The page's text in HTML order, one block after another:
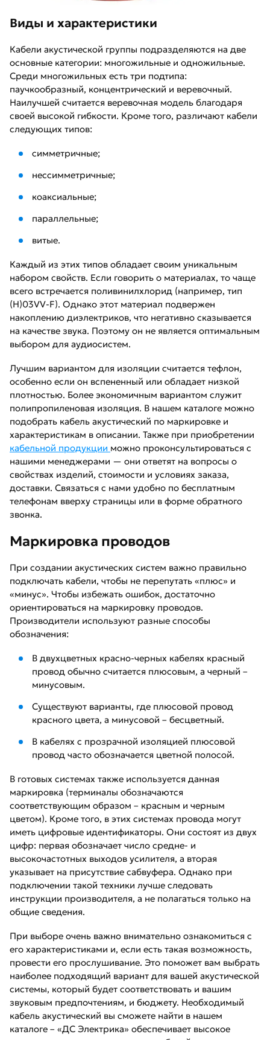
Виды и характеристики
Кабели акустической группы подразделяются на две
основные категории: многожильные и одножильные.
Среди многожильных есть три подтипа:
паучкообразный, концентрический и веревочный.
Наилучшей считается веревочная модель благодаря
своей высокой гибкости. Кроме того, различают кабели
следующих типов:
симметричные;
нессимметричные;
коаксиальные;
параллельные;
витые.
Каждый из этих типов обладает своим уникальным
набором свойств. Если говорить о материалах, то чаще
всего встречается поливинилхлорид (например, тип
(H)03VV-F). Однако этот материал подвержен
накоплению диэлектриков, что негативно сказывается
на качестве звука. Поэтому он не является оптимальным
выбором для аудиосистем.
Лучшим вариантом для изоляции считается тефлон,
особенно если он вспененный или обладает низкой
плотностью. Более экономичным вариантом служит
полипропиленовая изоляция. В нашем каталоге можно
подобрать кабель акустический по маркировке и
характеристикам в описании. Также при приобретении
кабельной продукции можно проконсультироваться с
нашими менеджерами — они ответят на вопросы о
свойствах изделий, стоимости и условиях заказа,
доставки. Связаться с нами удобно по бесплатным
телефонам вверху страницы или в форме обратного
звонка.
Маркировка проводов
При создании акустических систем важно правильно
подключать кабели, чтобы не перепутать «плюс» и
«минус». Чтобы избежать ошибок, достаточно
ориентироваться на маркировку проводов.
Производители используют разные способы
обозначения:
В двухцветных красно-черных кабелях красный
провод обычно считается плюсовым, а черный –
минусовым.
Существуют варианты, где плюсовой провод
красного цвета, а минусовой – бесцветный.
В кабелях с прозрачной изоляцией плюсовой
провод часто обозначается цветной полосой.
В готовых системах также используется данная
маркировка (терминалы обозначаются
соответствующим образом – красным и черным
цветом). Кроме того, в этих системах провода могут
иметь цифровые идентификаторы. Они состоят из двух
цифр: первая обозначает число средне- и
высокочастотных выходов усилителя, а вторая
указывает на присутствие сабвуфера. Однако при
подключении такой техники лучше следовать
инструкции производителя, а не полагаться только на
общие сведения.
При выборе очень важно внимательно ознакомиться с
его характеристиками и, если есть такая возможность,
провести его прослушивание. Это поможет вам выбрать
наиболее подходящий вариант для вашей акустической
системы, который будет соответствовать и вашим
звуковым предпочтениям, и бюджету. Необходимый
кабель акустический вы сможете найти в нашем
каталоге – «ДС Электрика» обеспечивает высокое